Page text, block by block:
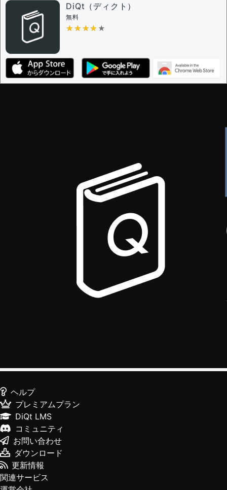
DiQt（ディクト）
無料
★★★★★
★★★★★
ヘルプ
プレミアムプラン
DiQt LMS
コミュニティ
お問い合わせ
ダウンロード
更新情報
関連サービス